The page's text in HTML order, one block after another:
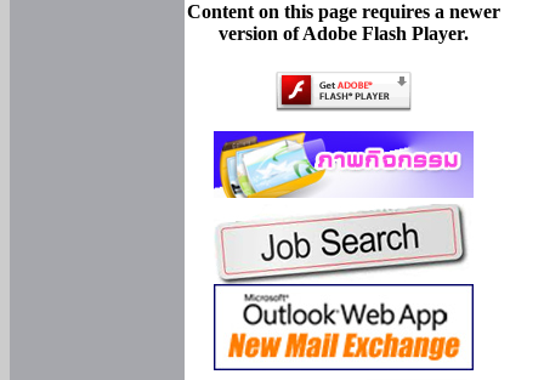
Content on this page requires a newer
version of Adobe Flash Player.